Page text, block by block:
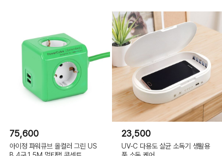
75,600
아이정 파워큐브 올컬러 그린 US
23,500
UV-C 다용도 살균 소독기 생활용